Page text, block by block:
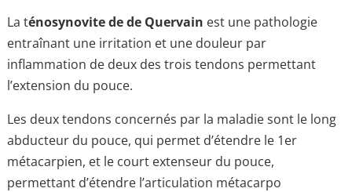
La ténosynovite de de Quervain est une pathologie
entraînant une irritation et une douleur par
inflammation de deux des trois tendons permettant
l’extension du pouce.
Les deux tendons concernés par la maladie sont le long
abducteur du pouce, qui permet d’étendre le 1er
métacarpien, et le court extenseur du pouce,
permettant d’étendre l’articulation métacarpo